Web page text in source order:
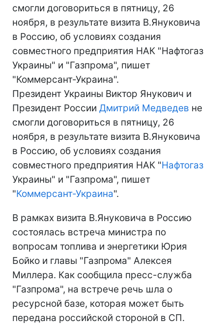
смогли договориться в пятницу, 26
ноября, в результате визита В.Януковича
в Россию, об условиях создания
совместного предприятия НАК "Нафтогаз
Украины" и "Газпрома", пишет
"Коммерсант-Украина".
Президент Украины Виктор Янукович и
Президент России Дмитрий Медведев не
смогли договориться в пятницу, 26
ноября, в результате визита В.Януковича
в Россию, об условиях создания
совместного предприятия НАК "Нафтогаз
Украины" и "Газпрома", пишет
"Коммерсант-Украина".
В рамках визита В.Януковича в Россию
состоялась встреча министра по
вопросам топлива и энергетики Юрия
Бойко и главы "Газпрома" Алексея
Миллера. Как сообщила пресс-служба
"Газпрома", на встрече речь шла о
ресурсной базе, которая может быть
передана российской стороной в СП.